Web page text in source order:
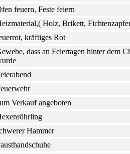
feuern, Feste feiern
Holz, Brikett,
kräftiges Rot
dass an Feiertagen hinter dem
Verkauf angeboten
Hammer